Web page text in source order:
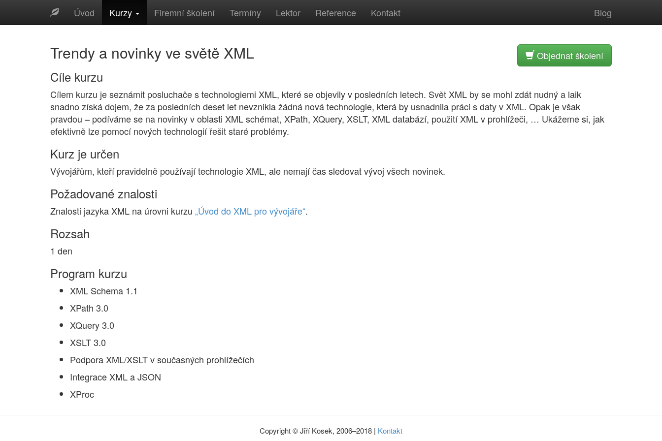
Úvod Kurzy Firemní školení Termíny Lektor Reference Kontakt Blog
Objednat školení
Trendy a novinky ve světě XML
Cíle kurzu
Cílem kurzu je seznámit posluchače s technologiemi XML, které se objevily v posledních letech. Svět XML by se mohl zdát nudný a laik
snadno získá dojem, že za posledních deset let nevznikla žádná nová technologie, která by usnadnila práci s daty v XML. Opak je však
pravdou – podíváme se na novinky v oblasti XML schémat, XPath, XQuery, XSLT, XML databází, použití XML v prohlížeči, … Ukážeme si, jak
efektivně lze pomocí nových technologií řešit staré problémy.
Kurz je určen
Vývojářům, kteří pravidelně používají technologie XML, ale nemají čas sledovat vývoj všech novinek.
Požadované znalosti
Znalosti jazyka XML na úrovni kurzu „Úvod do XML pro vývojáře“.
Rozsah
1 den
Program kurzu
XML Schema 1.1
XPath 3.0
XQuery 3.0
XSLT 3.0
Podpora XML/XSLT v současných prohlížečích
Integrace XML a JSON
XProc
Copyright © Jiří Kosek, 2006–2018 | Kontakt